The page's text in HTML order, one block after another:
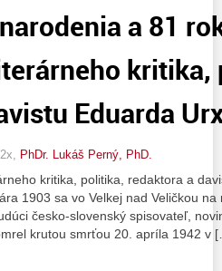
a 81
Eduarda
PhDr. Lukáš Perný, PhD.
kritika, politika, redaktora a
1903 sa vo Velkej nad Veličkou
česko-slovenský spisovateľ,
krutou smrťou 20. apríla 1942 v